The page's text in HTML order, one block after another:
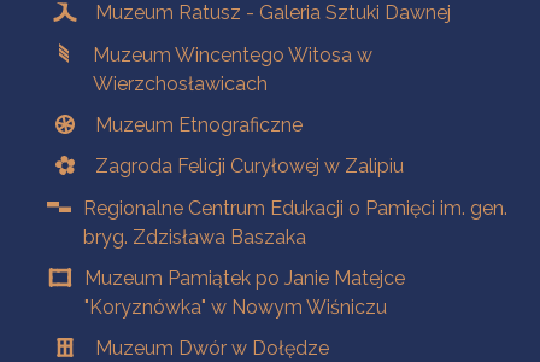
Muzeum Ratusz - Galeria Sztuki Dawnej
Muzeum Wincentego Witosa w
Wierzchosławicach
Muzeum Etnograficzne
Zagroda Felicji Curyłowej w Zalipiu
Regionalne Centrum Edukacji o Pamięci im. gen.
bryg. Zdzisława Baszaka
Muzeum Pamiątek po Janie Matejce
"Koryznówka" w Nowym Wiśniczu
Muzeum Dwór w Dołędze